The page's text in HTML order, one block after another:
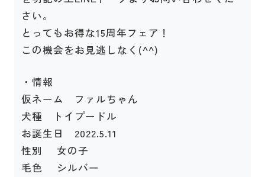
さい。
とってもお得な15周年フェア！
この機会をお見逃しなく(^^)
・情報
仮ネーム ファルちゃん
犬種 トイプードル
お誕生日 2022.5.11
性別 女の子
毛色 シルバー